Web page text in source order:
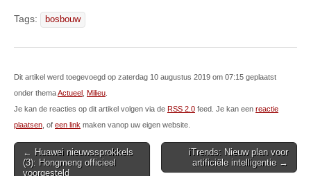
Tags: bosbouw
Dit artikel werd toegevoegd op zaterdag 10 augustus 2019 om 07:15 geplaatst
onder themaActueel Milieu
Je kan de reacties op dit artikel volgen via de RSS 2.0 feed. Je kan een reactie
plaatsen , of een link maken vanop uw eigen website.
Post
navigation
← Huawei nieuwssprokkels
(3): Hongmeng officieel
voorgesteld
iTrends: Nieuw plan voor
artificiële intelligentie →